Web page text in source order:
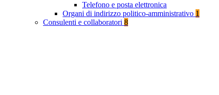
Telefono e posta elettronica
Organi di indirizzo politico-amministrativo 1
Consulenti e collaboratori 8